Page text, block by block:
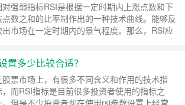
对强弱指标RSI是根据一定时期内上涨点数和下
点数之和的比率制作出的一种技术曲线。能够反
出市场在一定时期内的景气程度。那么，RSI应
置多少比较合适？
股票市场上，有很多不同含义和作用的技术指
，而RSI指标是目前很多投资者使用的指标之
，但是不少投资者却在使用rsi参数设置上经常